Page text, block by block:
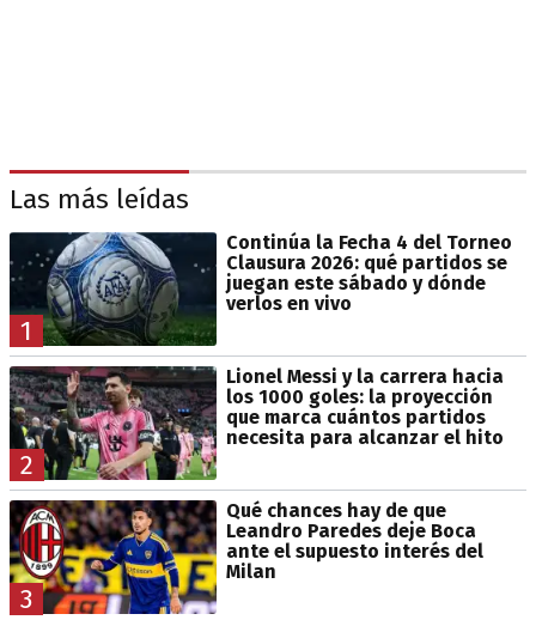
Las más leídas
1
Continúa la Fecha 4 del Torneo
Clausura 2026: qué partidos se
juegan este sábado y dónde
verlos en vivo
2
Lionel Messi y la carrera hacia
los 1000 goles: la proyección
que marca cuántos partidos
necesita para alcanzar el hito
3
Qué chances hay de que
Leandro Paredes deje Boca
ante el supuesto interés del
Milan